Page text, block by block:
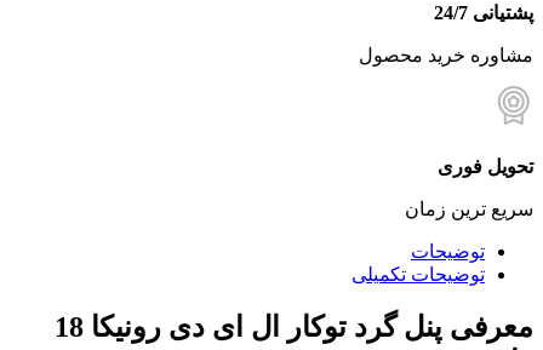
پشتیانی 24/7
مشاوره خرید محصول
تحویل فوری
سریع ترین زمان
توضیحات
توضیحات تکمیلی
معرفی پنل گرد توکار ال ای دی رونیکا 18